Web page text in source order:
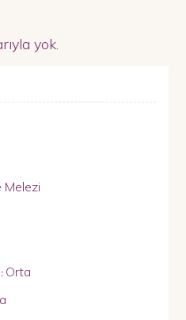
yok.
Melezi
Orta